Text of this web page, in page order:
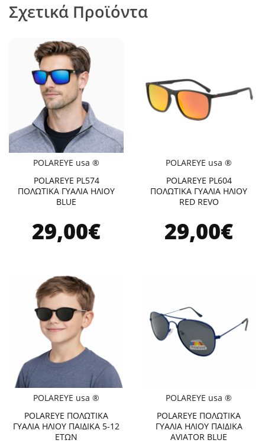
Σχετικά Προϊόντα
POLAREYE usa ®
POLAREYE PL574
ΠΟΛΩΤΙΚΑ ΓΥΑΛΙΑ ΗΛΙΟΥ
BLUE
29,00€
POLAREYE usa ®
POLAREYE PL604
ΠΟΛΩΤΙΚΑ ΓΥΑΛΙΑ ΗΛΙΟΥ
RED REVO
29,00€
POLAREYE usa ®
POLAREYE ΠΟΛΩΤΙΚΑ
ΓΥΑΛΙΑ ΗΛΙΟΥ ΠΑΙΔΙΚΑ 5-12
ΕΤΩΝ
POLAREYE usa ®
POLAREYE ΠΟΛΩΤΙΚΑ
ΓΥΑΛΙΑ ΗΛΙΟΥ ΠΑΙΔΙΚΑ
AVIATOR BLUE